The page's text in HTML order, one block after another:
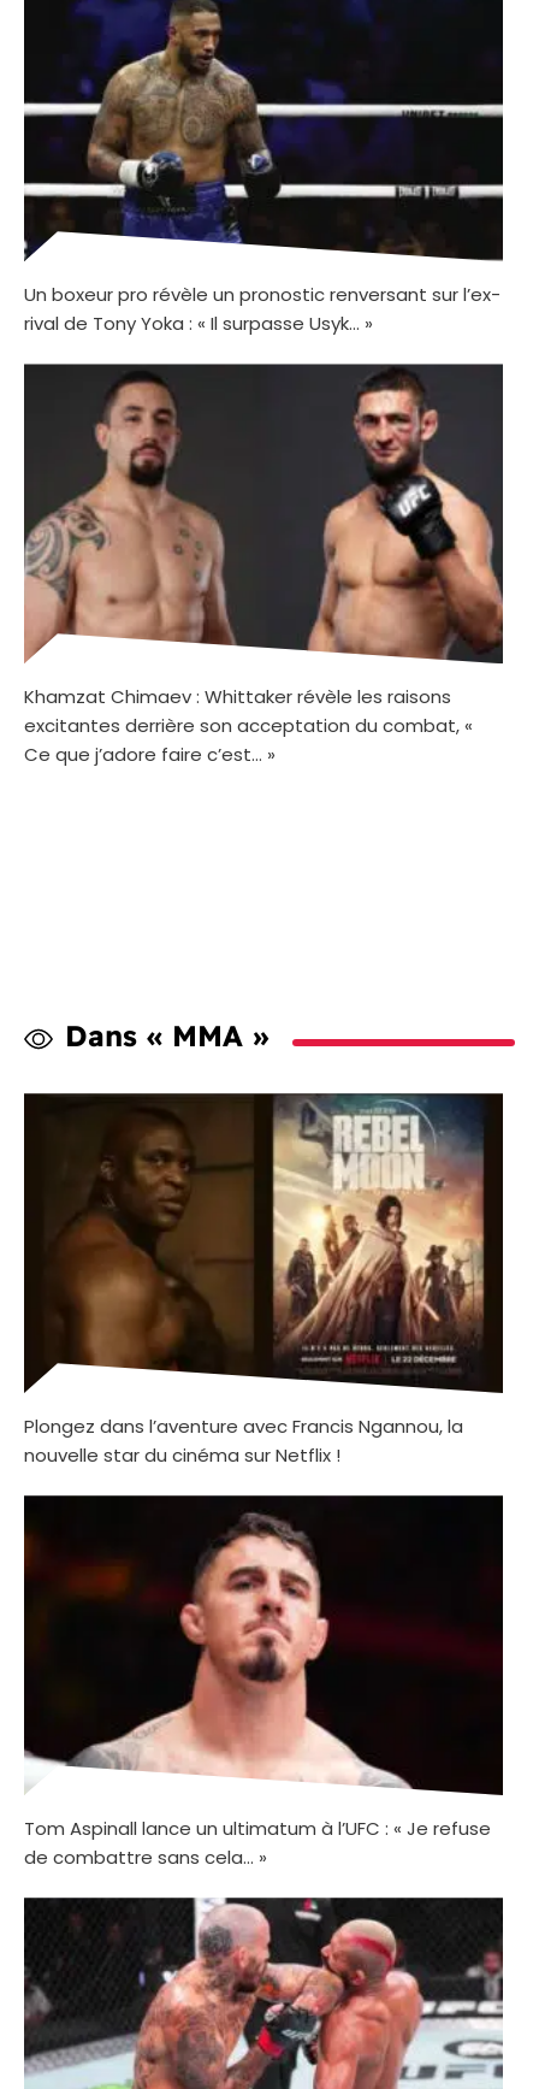
Un boxeur pro révèle un pronostic renversant sur l’ex-
rival de Tony Yoka : « Il surpasse Usyk… »
Khamzat Chimaev : Whittaker révèle les raisons
excitantes derrière son acceptation du combat, «
Ce que j’adore faire c’est… »
Dans « MMA »
Plongez dans l’aventure avec Francis Ngannou, la
nouvelle star du cinéma sur Netflix !
Tom Aspinall lance un ultimatum à l’UFC : « Je refuse
de combattre sans cela… »